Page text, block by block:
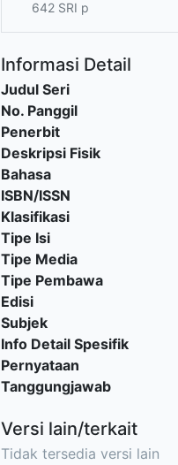
642 SRI p
Informasi Detail
Judul Seri
No. Panggil
Penerbit
Deskripsi Fisik
Bahasa
ISBN/ISSN
Klasifikasi
Tipe Isi
Tipe Media
Tipe Pembawa
Edisi
Subjek
Info Detail Spesifik
Pernyataan
Tanggungjawab
Versi lain/terkait
Tidak tersedia versi lain